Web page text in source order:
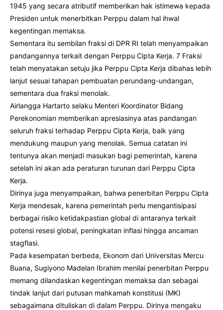
1945 yang secara atributif memberikan hak istimewa kepada
Presiden untuk menerbitkan Perppu dalam hal ihwal
kegentingan memaksa.
Sementara itu sembilan fraksi di DPR RI telah menyampaikan
pandangannya terkait dengan Perppu Cipta Kerja. 7 Fraksi
telah menyatakan setuju jika Perppu Cipta Kerja dibahas lebih
lanjut sesuai tahapan pembuatan perundang-undangan,
sementara dua fraksi menolak.
Airlangga Hartarto selaku Menteri Koordinator Bidang
Perekonomian memberikan apresiasinya atas pandangan
seluruh fraksi terhadap Perppu Cipta Kerja, baik yang
mendukung maupun yang menolak. Semua catatan ini
tentunya akan menjadi masukan bagi pemerintah, karena
setelah ini akan ada peraturan turunan dari Perppu Cipta
Kerja.
Dirinya juga menyampaikan, bahwa penerbitan Perppu Cipta
Kerja mendesak, karena pemerintah perlu mengantisipasi
berbagai risiko ketidakpastian global di antaranya terkait
potensi resesi global, peningkatan inflasi hingga ancaman
stagflasi.
Pada kesempatan berbeda, Ekonom dari Universitas Mercu
Buana, Sugiyono Madelan Ibrahim menilai penerbitan Perppu
memang dilandaskan kegentingan memaksa dan sebagai
tindak lanjut dari putusan mahkamah konstitusi (MK)
sebagaimana dituliskan di dalam Perppu. Dirinya mengaku